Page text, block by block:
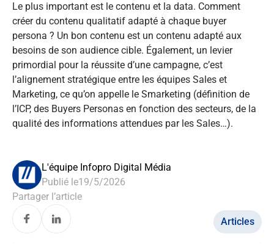
Le plus important est le contenu et la data. Comment
créer du contenu qualitatif adapté à chaque buyer
persona ? Un bon contenu est un contenu adapté aux
besoins de son audience cible. Également, un levier
primordial pour la réussite d’une campagne, c’est
l’alignement stratégique entre les équipes Sales et
Marketing, ce qu’on appelle le Smarketing (définition de
l’ICP, des Buyers Personas en fonction des secteurs, de la
qualité des informations attendues par les Sales…).
L'équipe Infopro Digital Média
Publié le19/5/2026
Partager l’article
Articles